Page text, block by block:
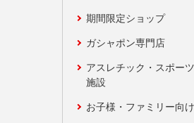
期間限定ショップ
ガシャポン専門店
アスレチック・スポー
施設
お子様・ファミリー向